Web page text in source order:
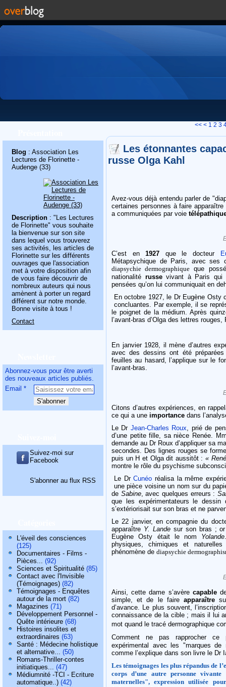
Blog : Association Les
Lectures de Florinette -
Audenge (33)
Description : "Les Lectures
de Florinette" vous souhaite
la bienvenue sur son site
dans lequel vous trouverez
ses activités, les articles de
Florinette sur les différents
ouvrages que l'association
met à votre disposition afin
de vous faire découvrir de
nombreux auteurs qui nous
amènent à porter un regard
différent sur notre monde.
Bonne visite à tous !
Contact
Abonnez-vous pour être averti
des nouveaux articles publiés.
Email
Suivez-moi sur
Facebook
S'abonner au flux RSS
L'éveil des consciences
(125)
Documentaires - Films -
Pièces... (92)
Sciences et Spiritualité (85)
Contact avec l'Invisible
(Témoignages) (82)
Témoignages - Enquêtes
autour de la mort (82)
Magazines (71)
Développement Personnel -
Quête intérieure (68)
Histoires insolites et
extraordinaires (63)
Santé : Médecine holistique
et alternative... (50)
Romans-Thriller-contes
initiatiques... (47)
Médiumnité -TCI - Ecriture
automatique..) (42)
<< < 1 2 3
Les étonnantes
russe Olga Kahl
Avez-vous déjà entendu parler de
certaines personnes à faire
a communiquées par voie
C’est en1927 que le docteur
Métapsychique de Paris, avec ses
diapsychie dermographique que
nationalité russevivant à Paris qui
pensées qu’on lui communiquait en
En octobre 1927, le Dr Eugène Osty
concluantes. Par exemple, il se
le poignet de la médium. Après
l’avant-bras d’Olga des lettres
En janvier 1928, il mène d’autres
avec des dessins ont été
feuilles au hasard, l’applique sur le
l’avant-bras.
Citons d’autres expériences, en
ce qui a une importance dans
Le Dr Jean-Charles Roux, prié de
d’une petite fille, sa nièce Renée.
demande au Dr Roux d’appliquer sa
secondes. Des lignes rouges se
puis un H et Olga dit aussitôt :«
montre le rôle du psychisme
Le DrCunéo réalisa la même
une pièce voi­sine un nom sur du
de Sabine, avec quelques erreurs :
que les expérimentateurs le dessin
s’exté­riorisait sur son bras et ne
Le 22 janvier, en compagnie du
apparaître Y. Landesur son bras ; or
Eugène Osty était le nom Yolande
physiques, chimiques et
phénomène de diapsychie
Ainsi, cette dame s’avère capable
simple, et de le faireapparaître
d’avance. Le plus souvent,
connaissance de la cible ; mais il lui
mot quand le tracé dermographique
Comment ne pas rapprocher ce
expérimental avec les "marques
comme l’explique dans son livre le Dr
Les témoignages les plus répandus de
corps d’une autre personne
maternelles", expression utilisée